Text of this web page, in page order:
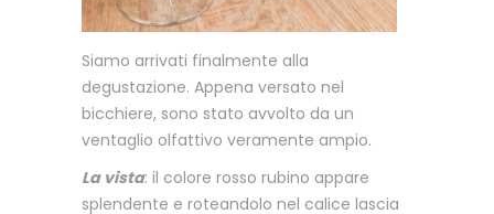
Siamo arrivati finalmente alla
degustazione. Appena versato nel
bicchiere, sono stato avvolto da un
ventaglio olfattivo veramente ampio.
La vista: il colore rosso rubino appare
splendente e roteandolo nel calice lascia